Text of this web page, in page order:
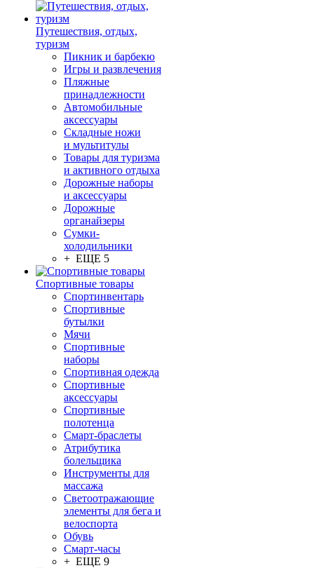
Путешествия, отдых,
туризм
Пикник и барбекю
Игры и развлечения
Пляжные
принадлежности
Автомобильные
аксессуары
Складные ножи
и мультитулы
Товары для туризма
и активного отдыха
Дорожные наборы
и аксессуары
Дорожные
органайзеры
Сумки-
холодильники
+ ЕЩЕ 5
Спортивные товары
Спортинвентарь
Спортивные
бутылки
Мячи
Спортивные
наборы
Спортивная одежда
Спортивные
аксессуары
Спортивные
полотенца
Смарт-браслеты
Атрибутика
болельщика
Инструменты для
массажа
Светоотражающие
элементы для бега и
велоспорта
Обувь
Смарт-часы
+ ЕЩЕ 9